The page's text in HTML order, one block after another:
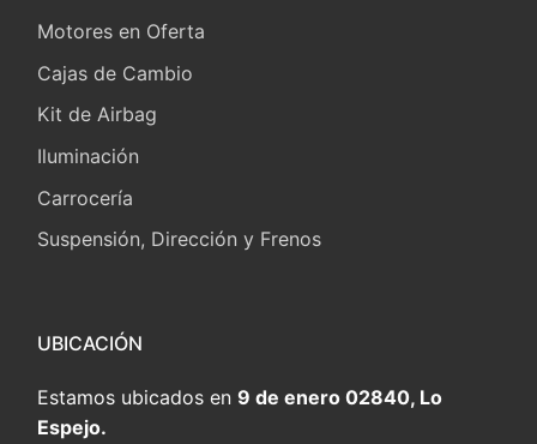
Motores en Oferta
Cajas de Cambio
Kit de Airbag
Iluminación
Carrocería
Suspensión, Dirección y Frenos
UBICACIÓN
Estamos ubicados en 9 de enero 02840, Lo
Espejo.